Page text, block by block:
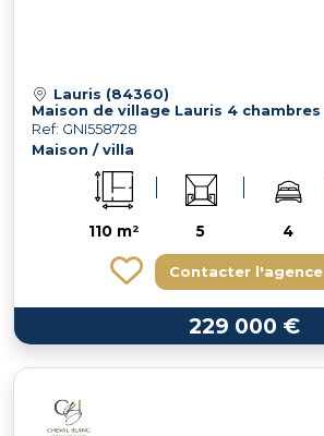
Lauris (84360)
Maison de village Lauris 4 chambres
Ref: GNI558728
Maison / villa
110 m² 5 4
Contacter l'agence
229 000 €